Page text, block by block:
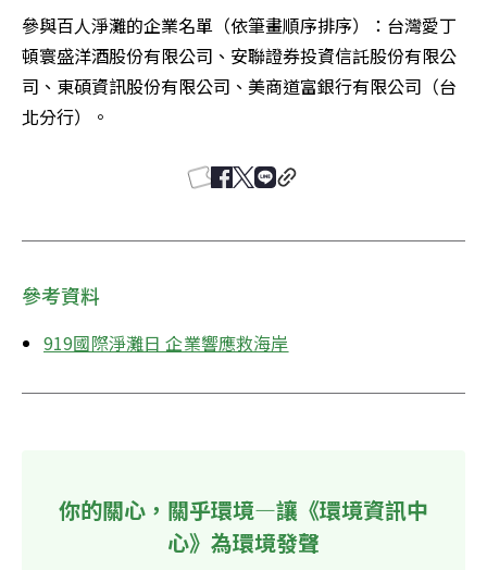
參與百人淨灘的企業名單（依筆畫順序排序）：台灣愛丁
頓寰盛洋酒股份有限公司、安聯證券投資信託股份有限公
司、東碩資訊股份有限公司、美商道富銀行有限公司（台
北分行）。
參考資料
919國際淨灘日 企業響應救海岸
你的關心，關乎環境—讓《環境資訊中
心》為環境發聲